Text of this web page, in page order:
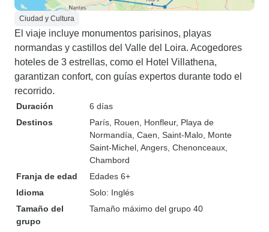
Ciudad y Cultura
El viaje incluye monumentos parisinos, playas
normandas y castillos del Valle del Loira. Acogedores
hoteles de 3 estrellas, como el Hotel Villathena,
garantizan confort, con guías expertos durante todo el
recorrido.
Duración
6 días
Destinos
París , Rouen , Honfleur, Playa de
Normandía , Caen , Saint-Malo , Monte
Saint-Michel , Angers , Chenonceaux
Chambord
Franja de edad
Edades 6+
Idioma
Solo: Inglés
Tamaño del
grupo
Tamaño máximo del grupo 40